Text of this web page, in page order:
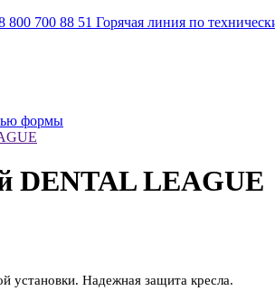
800 700 88 51 Горячая линия по
формы
DENTAL LEAGUE
установки. Надежная защита кресла.